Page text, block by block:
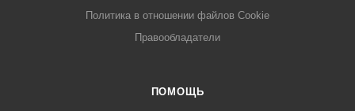
Политика в отношении файлов Cookie
Правообладатели
ПОМОЩЬ